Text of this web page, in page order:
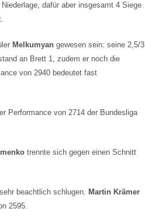
dafür aber insgesamt 4 Siege
Melkumyan gewesen sein: seine 2,5/3
an Brett 1, zudem er noch die
von 2940 bedeutet fast
Performance von 2714 der Bundesliga
trennte sich gegen einen Schnitt
beachtlich schlugen. Martin Krämer
2595.